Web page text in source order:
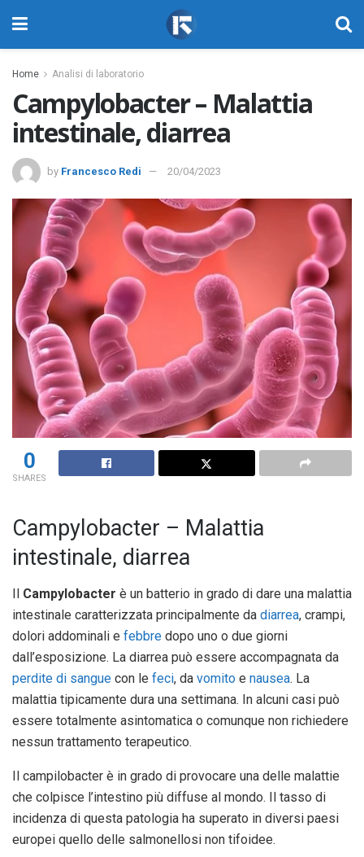
Home Analisi di laboratorio
Campylobacter – Malattia
intestinale, diarrea
by Francesco Redi 20/04/2023
0
SHARES
Campylobacter – Malattia
intestinale, diarrea
Il Campylobacter è un batterio in grado di dare una malattia
intestinale caratterizzata principalmente da diarrea, crampi,
dolori addominali e febbre dopo uno o due giorni
dall’esposizione. La diarrea può essere accompagnata da
perdite di sangue con le feci, da vomito e nausea. La
malattia tipicamente dura una settimana. In alcuni casi può
essere totalmente asintomatica o comunque non richiedere
nessun trattamento terapeutico.
Il campilobacter è in grado di provocare una delle malattie
che colpisce l’intestino più diffuse al mondo. Il tasso di
incidenza di questa patologia ha superato in diversi paesi
europei quello delle salmonellosi non tifoidee.